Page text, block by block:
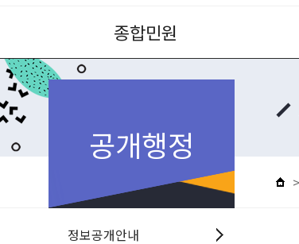
종합민원
공개행정
정보공개안내